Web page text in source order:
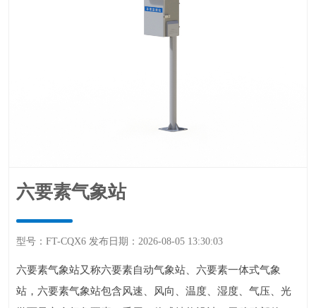
六要素气象站
型号：FT-CQX6发布日期：2026-08-0513:30:03
六要素气象站又称六要素自动气象站、六要素一体式气象
站，六要素气象站包含风速、风向、温度、湿度、气压、光